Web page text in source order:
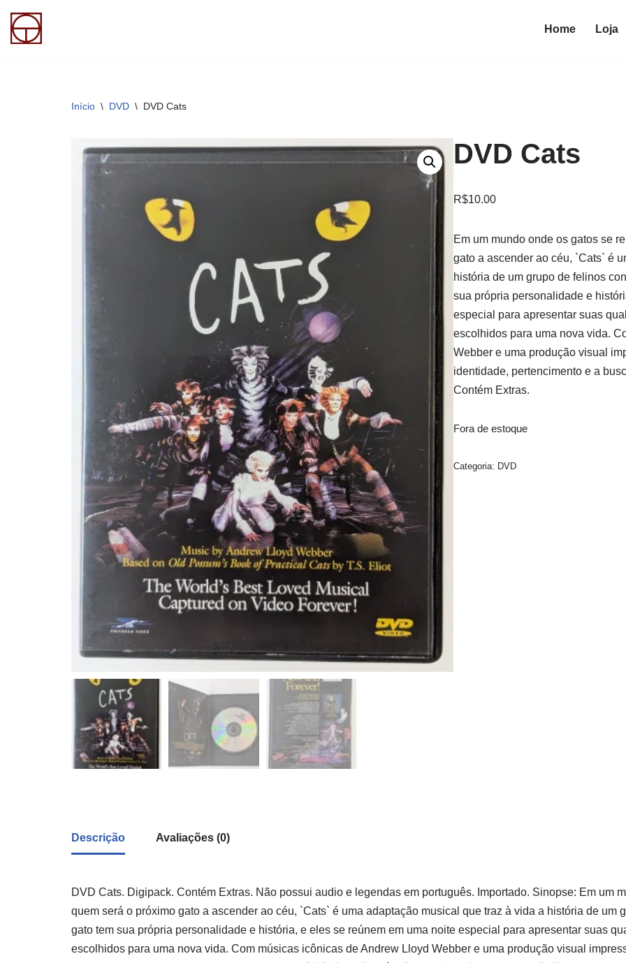
Pular
Home Loja
Início \ DVD \ DVD Cats
DVD Cats
R$10.00
Em um mundo onde os gatos se
gato a ascender ao céu, `Cats` é
história de um grupo de felinos
sua própria personalidade e
especial para apresentar suas
escolhidos para uma nova vida.
Webber e uma produção visual
identidade, pertencimento e a
Contém Extras.
Fora de estoque
Categoria: DVD
Descrição Avaliações (0)
DVD Cats. Digipack. Contém Extras. Não possui audio e legendas em português. Importado. Sinopse: Em um
quem será o próximo gato a ascender ao céu, `Cats` é uma adaptação musical que traz à vida a história de
gato tem sua própria personalidade e história, e eles se reúnem em uma noite especial para apresentar suas
escolhidos para uma nova vida. Com músicas icônicas de Andrew Lloyd Webber e uma produção visual